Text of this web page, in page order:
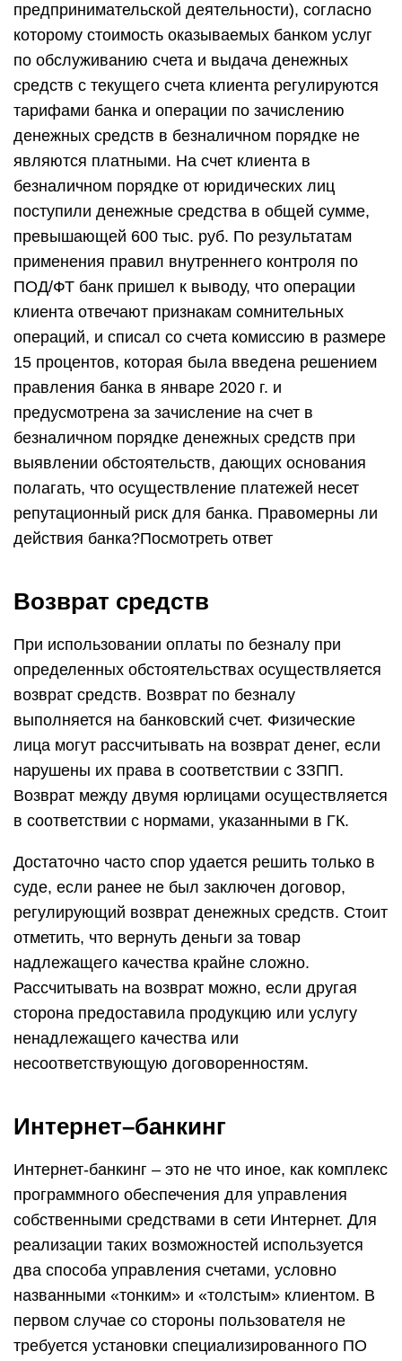
предпринимательской деятельности), согласно
которому стоимость оказываемых банком услуг
по обслуживанию счета и выдача денежных
средств с текущего счета клиента регулируются
тарифами банка и операции по зачислению
денежных средств в безналичном порядке не
являются платными. На счет клиента в
безналичном порядке от юридических лиц
поступили денежные средства в общей сумме,
превышающей 600 тыс. руб. По результатам
применения правил внутреннего контроля по
ПОД/ФТ банк пришел к выводу, что операции
клиента отвечают признакам сомнительных
операций, и списал со счета комиссию в размере
15 процентов, которая была введена решением
правления банка в январе 2020 г. и
предусмотрена за зачисление на счет в
безналичном порядке денежных средств при
выявлении обстоятельств, дающих основания
полагать, что осуществление платежей несет
репутационный риск для банка. Правомерны ли
действия банка?Посмотреть ответ
Возврат средств
При использовании оплаты по безналу при
определенных обстоятельствах осуществляется
возврат средств. Возврат по безналу
выполняется на банковский счет. Физические
лица могут рассчитывать на возврат денег, если
нарушены их права в соответствии с ЗЗПП.
Возврат между двумя юрлицами осуществляется
в соответствии с нормами, указанными в ГК.
Достаточно часто спор удается решить только в
суде, если ранее не был заключен договор,
регулирующий возврат денежных средств. Стоит
отметить, что вернуть деньги за товар
надлежащего качества крайне сложно.
Рассчитывать на возврат можно, если другая
сторона предоставила продукцию или услугу
ненадлежащего качества или
несоответствующую договоренностям.
Интернет–банкинг
Интернет-банкинг – это не что иное, как комплекс
программного обеспечения для управления
собственными средствами в сети Интернет. Для
реализации таких возможностей используется
два способа управления счетами, условно
названными «тонким» и «толстым» клиентом. В
первом случае со стороны пользователя не
требуется установки специализированного ПО